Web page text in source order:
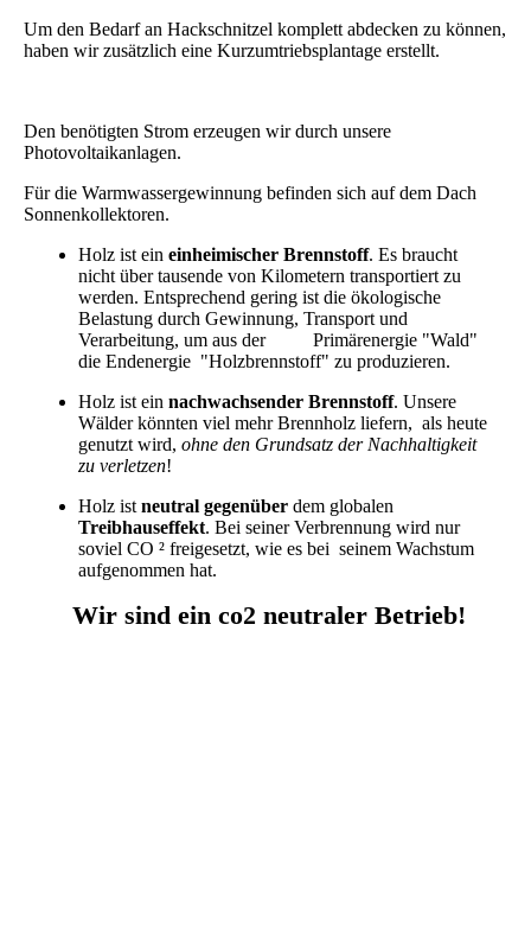
Um den Bedarf an Hackschnitzel komplett abdecken zu können,
haben wir zusätzlich eine Kurzumtriebsplantage erstellt.
Den benötigten Strom erzeugen wir durch unsere
Photovoltaikanlagen.
Für die Warmwassergewinnung befinden sich auf dem Dach
Sonnenkollektoren.
Holz ist ein einheimischer Brennstoff. Es braucht
nicht über tausende von Kilometern transportiert zu
werden. Entsprechend gering ist die ökologische
Belastung durch Gewinnung, Transport und
Verarbeitung, um aus der Primärenergie "Wald"
die Endenergie "Holzbrennstoff" zu produzieren.
Holz ist ein nachwachsender Brennstoff. Unsere
Wälder könnten viel mehr Brennholz liefern, als heute
genutzt wird, ohne den Grundsatz der Nachhaltigkeit
zu verletzen!
Holz ist neutral gegenüber dem globalen
Treibhauseffekt. Bei seiner Verbrennung wird nur
soviel CO ² freigesetzt, wie es bei seinem Wachstum
aufgenommen hat.
Wir sind ein co2 neutraler Betrieb!